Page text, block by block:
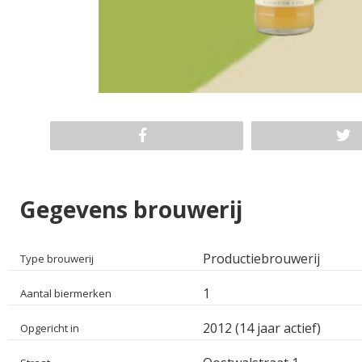
Gegevens brouwerij
Type brouwerij Productiebrouwerij
Aantal biermerken 1
Opgericht in 2012 (14 jaar actief)